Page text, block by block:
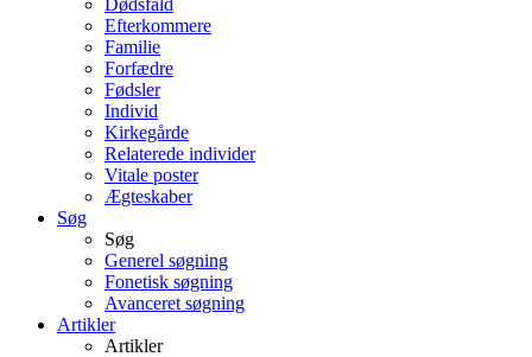
Efterkommere
Familie
Forfædre
Fødsler
Individ
Kirkegårde
Relaterede individer
Vitale poster
Ægteskaber
Søg
Søg
Generel søgning
Fonetisk søgning
Avanceret søgning
Artikler
Artikler